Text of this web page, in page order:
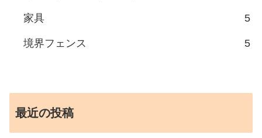
家具 5
境界フェンス 5
最近の投稿